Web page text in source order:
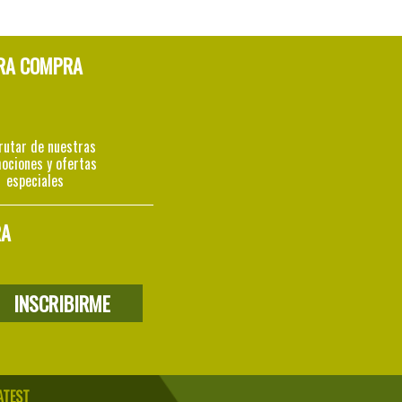
COMPRA
de nuestras
y ofertas
especiales